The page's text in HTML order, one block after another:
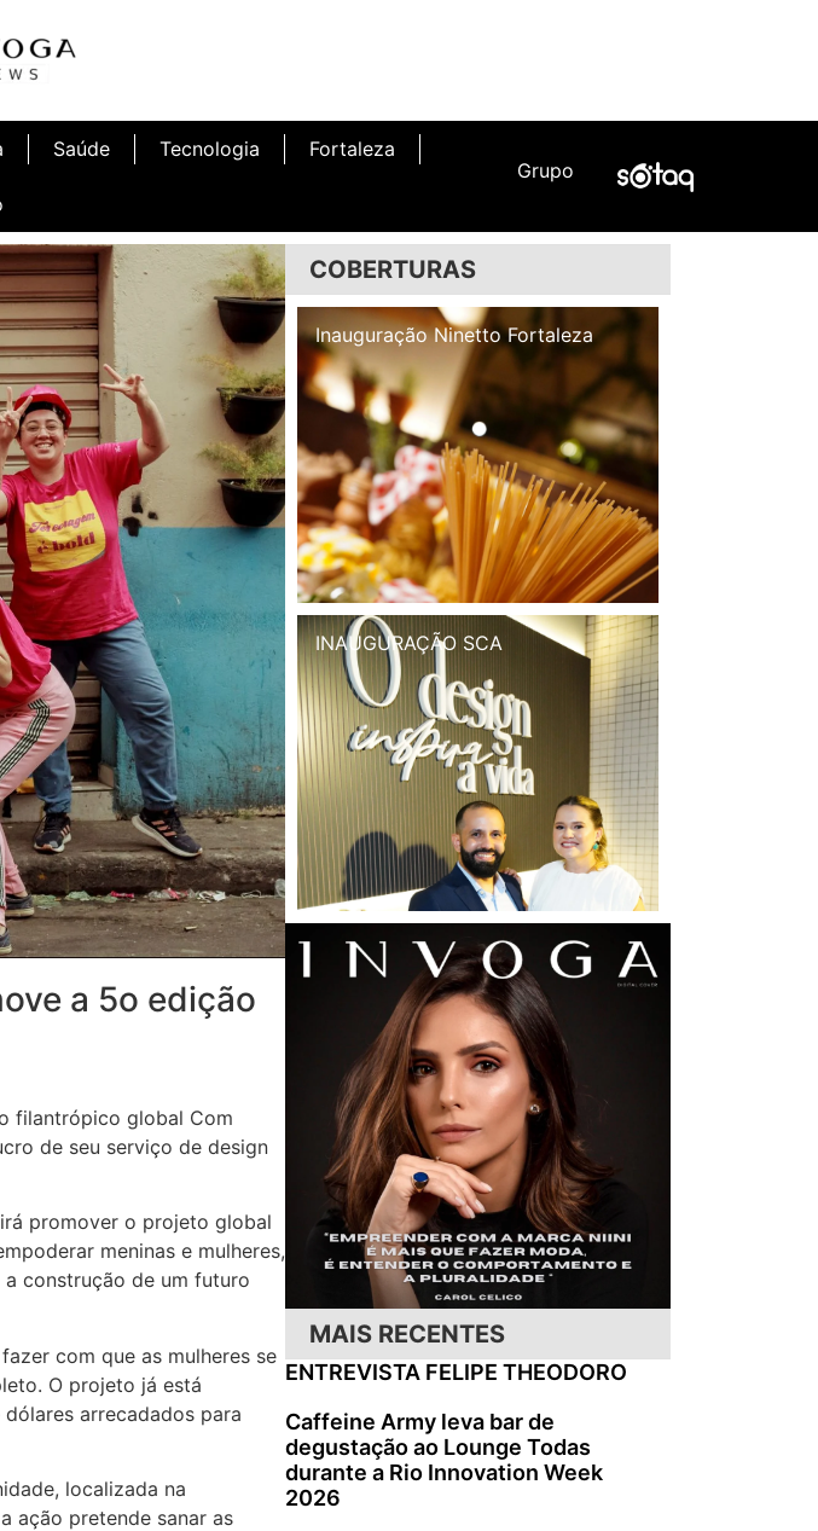
Saúde Tecnologia Fortaleza
Grupo
a 5o edição
filantrópico global Com
de seu serviço de design
promover o projeto global
meninas e mulheres,
construção de um futuro
com que as mulheres se
O projeto já está
arrecadados para
localizada na
ação pretende sanar as
COBERTURAS
Ninetto Fortaleza Inauguração Illa Café
INAUGURAÇÃO SCA
MAIS RECENTES
ENTREVISTA FELIPE THEODORO
Caffeine Army leva bar de
degustação ao Lounge Todas
durante a Rio Innovation Week
2026